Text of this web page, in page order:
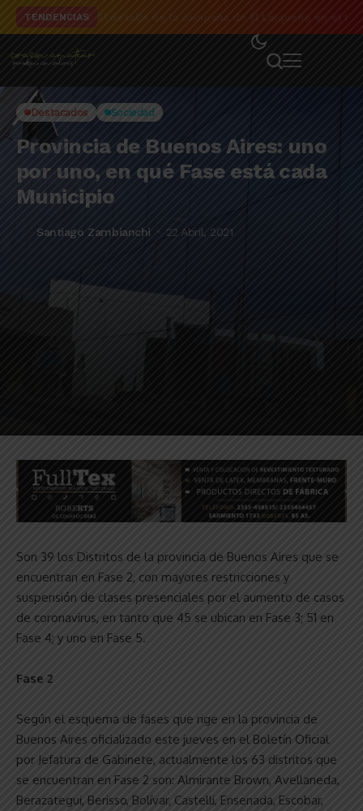
TENDENCIAS
Destacados Sociedad
Provincia de Buenos Aires: uno
por uno, en qué Fase está cada
Municipio
Santiago Zambianchi 22 Abril, 2021
Son 39 los Distritos de la provincia de Buenos Aires que se
encuentran en Fase 2, con mayores restricciones y
suspensión de clases presenciales por el aumento de casos
de coronavirus, en tanto que 45 se ubican en Fase 3; 51 en
Fase 4; y uno en Fase 5.
Fase 2
Según el esquema de fases que rige en la provincia de
Buenos Aires oficializado este jueves en el Boletín Oficial
por Jefatura de Gabinete, actualmente los 63 distritos que
se encuentran en Fase 2 son: Almirante Brown, Avellaneda,
Berazategui, Berisso, Bolívar, Castelli, Ensenada, Escobar,